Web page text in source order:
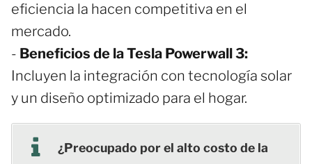
eficiencia la hacen competitiva en el
mercado.
- Beneficios de la Tesla Powerwall 3:
Incluyen la integración con tecnología solar
y un diseño optimizado para el hogar.
¿Preocupado por el alto costo de la